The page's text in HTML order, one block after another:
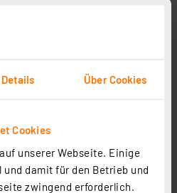
Details Über Cookies
Cookies
unserer Webseite. Einige
damit für den Betrieb und
zwingend erforderlich.
Ampel-Anzeige